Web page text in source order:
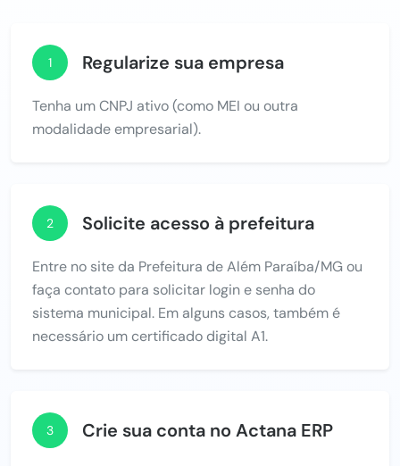
1 Regularize sua empresa
Tenha um CNPJ ativo (como MEI ou outra
modalidade empresarial).
2 Solicite acesso à prefeitura
Entre no site da Prefeitura de Além Paraíba/MG ou
faça contato para solicitar login e senha do
sistema municipal. Em alguns casos, também é
necessário um certificado digital A1.
3 Crie sua conta no Actana ERP